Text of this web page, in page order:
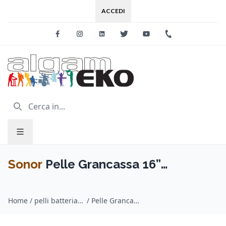
ACCEDI
FacebookInstagramLinkedinTwitter Youtube
Sonor Pelle Grancassa 16”
Home / pelli batteria / Sonor / Pelle Grancassa 16” Nera/SONOR bianco